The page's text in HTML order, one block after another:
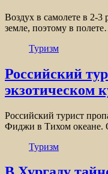
Воздух в самолете в 2-3
земле, поэтому в
Туризм
Российский
экзотическом
Российский турист
Фиджи в Тихом океане.
Туризм